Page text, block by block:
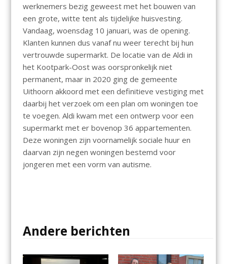
werknemers bezig geweest met het bouwen van
een grote, witte tent als tijdelijke huisvesting.
Vandaag, woensdag 10 januari, was de opening.
Klanten kunnen dus vanaf nu weer terecht bij hun
vertrouwde supermarkt. De locatie van de Aldi in
het Kootpark-Oost was oorspronkelijk niet
permanent, maar in 2020 ging de gemeente
Uithoorn akkoord met een definitieve vestiging met
daarbij het verzoek om een plan om woningen toe
te voegen. Aldi kwam met een ontwerp voor een
supermarkt met er bovenop 36 appartementen.
Deze woningen zijn voornamelijk sociale huur en
daarvan zijn negen woningen bestemd voor
jongeren met een vorm van autisme.
Andere berichten